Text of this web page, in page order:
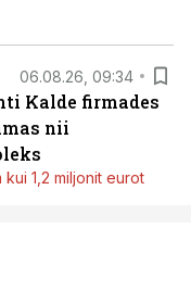
06.08.26, 09:34
Kalde firmades
nii
kui 1,2 miljonit eurot